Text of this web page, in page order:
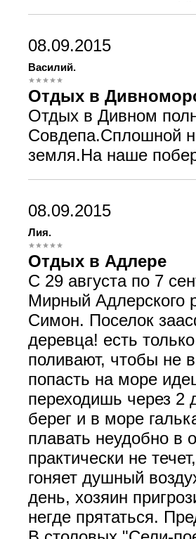
08.09.2015
Василий.
Отдых в
Отдых в Дивном
Совдепа.Сплошной
земля.На наше
08.09.2015
Лия.
Отдых в Адлере
С 29 августа по 7
Мирный Адлерского
Симон. Поселок
деревца! есть
поливают, чтобы не
попасть на море
переходишь через 2
берег и в море
плавать неудобно в
практически не
гоняет душный
день, хозяин
негде прятаться.